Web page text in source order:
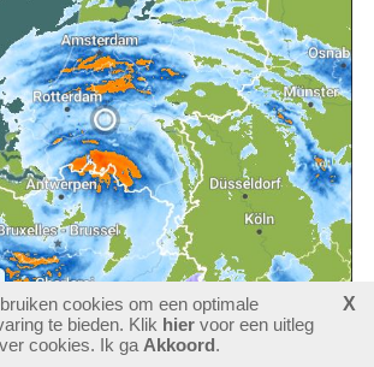
weersituatie. In de noordelijke
cookies om een optimale
te bieden. Klik hiervoor een uitleg
cookies. Ik ga Akkoord.
X